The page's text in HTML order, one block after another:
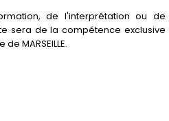
de l'interprétation ou de
sera de la compétence exclusive
MARSEILLE.